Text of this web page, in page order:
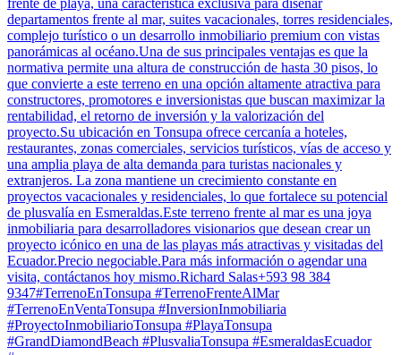
departamentos frente al mar, suites vacacionales, torres residenciales,
complejo turístico o un desarrollo inmobiliario premium con vistas
panorámicas al océano.Una de sus principales ventajas es que la
normativa permite una altura de construcción de hasta 30 pisos, lo
que convierte a este terreno en una opción altamente atractiva para
constructores, promotores e inversionistas que buscan maximizar la
rentabilidad, el retorno de inversión y la valorización del
proyecto.Su ubicación en Tonsupa ofrece cercanía a hoteles,
restaurantes, zonas comerciales, servicios turísticos, vías de acceso y
una amplia playa de alta demanda para turistas nacionales y
extranjeros. La zona mantiene un crecimiento constante en
proyectos vacacionales y residenciales, lo que fortalece su potencial
de plusvalía en Esmeraldas.Este terreno frente al mar es una joya
inmobiliaria para desarrolladores visionarios que desean crear un
proyecto icónico en una de las playas más atractivas y visitadas del
Ecuador.Precio negociable.Para más información o agendar una
visita, contáctanos hoy mismo.Richard Salas+593 98 384
9347#TerrenoEnTonsupa #TerrenoFrenteAlMar
#TerrenoEnVentaTonsupa #InversionInmobiliaria
#ProyectoInmobiliarioTonsupa #PlayaTonsupa
#GrandDiamondBeach #PlusvaliaTonsupa #EsmeraldasEcuador